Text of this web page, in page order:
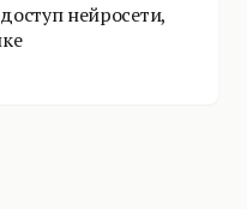
нейросети,